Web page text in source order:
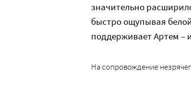
значительно
быстро ощупывая
поддерживает Артем –
На сопровождение